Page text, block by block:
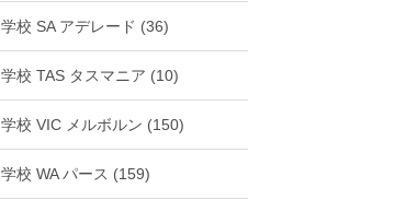
学校 SA アデレード (36)
学校 TAS タスマニア (10)
学校 VIC メルボルン (150)
学校 WA パース (159)